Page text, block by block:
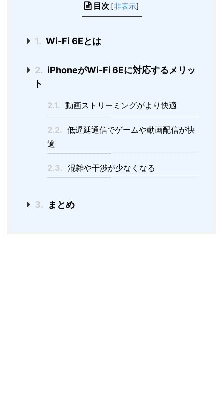
目次 [非表示]
1. Wi-Fi 6Eとは
2. iPhoneがWi-Fi 6Eに対応するメリッ
ト
2.1. 動画ストリーミングがより快適
2.2. 低遅延通信でゲームや動画配信が快
適
2.3. 混雑や干渉が少なくなる
3. まとめ